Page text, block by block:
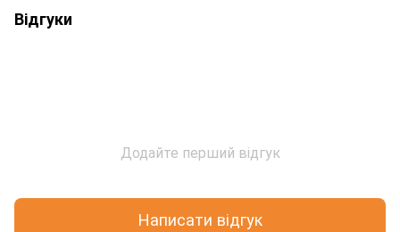
Відгуки
Додайте перший відгук
Написати відгук